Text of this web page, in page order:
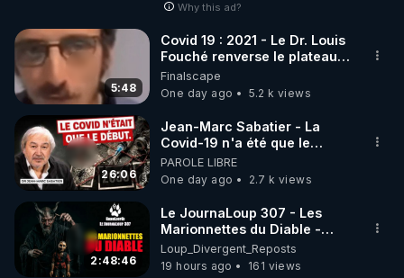
Why this ad?
5:48
Covid 19 : 2021 - Le Dr. Louis
Fouché renverse le plateau
de CNews !
Finalscape
One day ago
5.2 k views
26:06
Jean-Marc Sabatier - La
Covid-19 n'a été que le
début - L'ARNm & l'ARNm-aa
jusqu où auront-t-il ?
PAROLE LIBRE
One day ago
2.7 k views
2:48:46
Le JournaLoup 307 - Les
Marionnettes du Diable -
Loup Divergent 2026.08.07
Loup_Divergent_Reposts
19 hours ago
161 views